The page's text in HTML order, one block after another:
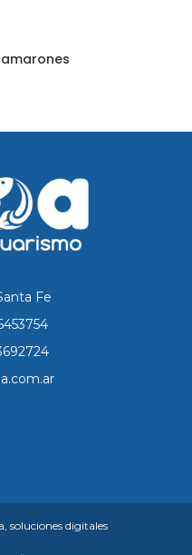
Fe
soluciones digitales